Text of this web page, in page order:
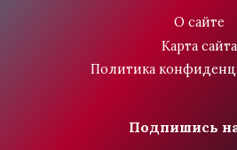
О сайте
Карта сайта
Политика
Подпишись